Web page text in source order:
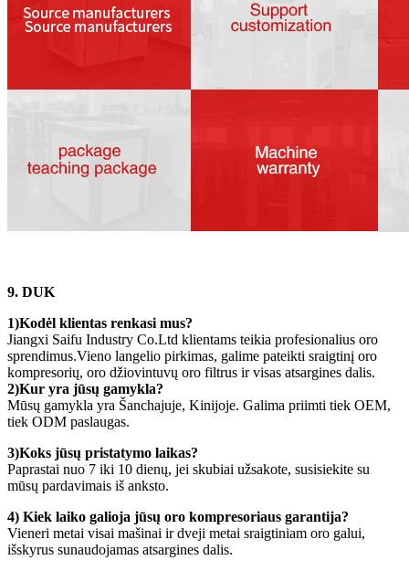
9. DUK
1)Kodėl klientas renkasi mus?
Jiangxi Saifu Industry Co.Ltd klientams teikia profesionalius oro
sprendimus.Vieno langelio pirkimas, galime pateikti sraigtinį oro
kompresorių, oro džiovintuvų oro filtrus ir visas atsargines dalis.
2)Kur yra jūsų gamykla?
Mūsų gamykla yra Šanchajuje, Kinijoje. Galima priimti tiek OEM,
tiek ODM paslaugas.
3)Koks jūsų pristatymo laikas?
Paprastai nuo 7 iki 10 dienų, jei skubiai užsakote, susisiekite su
mūsų pardavimais iš anksto.
4) Kiek laiko galioja jūsų oro kompresoriaus garantija?
Vieneri metai visai mašinai ir dveji metai sraigtiniam oro galui,
išskyrus sunaudojamas atsargines dalis.